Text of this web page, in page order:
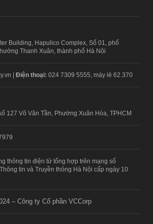
Building, Hapulico Complex, Số 01, phố
Thanh Xuân, thành phố Hà Nội
| Điện thoại: 024 7309 5555, máy lẻ 62.370
127 Võ Văn Tần, Phường Xuân Hòa, TPHCM
thông tin điện tử tổng hợp trên mạng số
tin và Truyền thông Hà Nội cấp ngày 10
– Công ty Cổ phần VCCorp